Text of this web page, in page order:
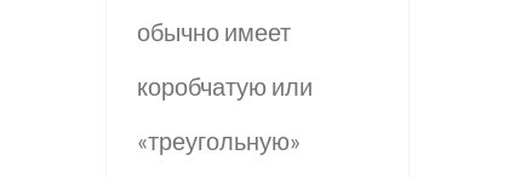
обычно имеет
коробчатую или
«треугольную»